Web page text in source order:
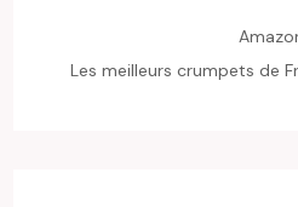
Les meilleurs crumpets de